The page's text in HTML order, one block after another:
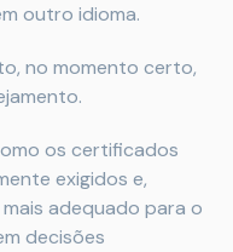
outro idioma.
no momento certo,
os certificados
exigidos e,
adequado para o
decisões